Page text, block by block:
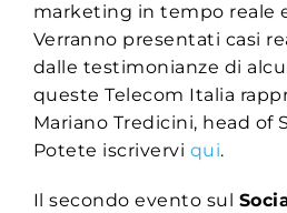
marketing in tempo reale
Verranno presentati casi
dalle testimonianze di
queste Telecom Italia
Mariano Tredicini, head of
Potete iscrivervi qui.
Il secondo evento sul